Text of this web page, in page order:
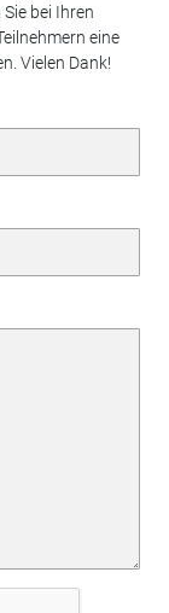
bei Ihren
eine
Vielen Dank!